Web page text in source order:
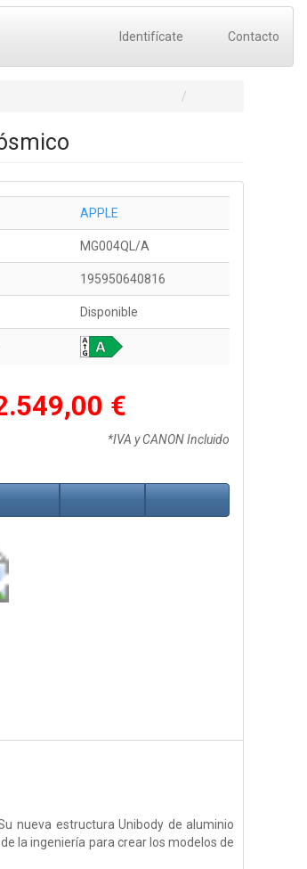
Identifícate Contacto
APPLE
MG004QL/A
195950640816
Disponible
€
*IVA y CANON Incluido
nueva estructura Unibody de aluminio
la ingeniería para crear los modelos de